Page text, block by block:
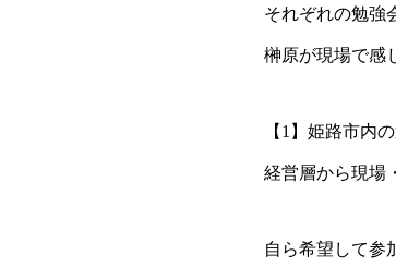
それぞれの勉強
榊原が現場で感
【1】姫路市内
経営層から現場
自ら希望して参